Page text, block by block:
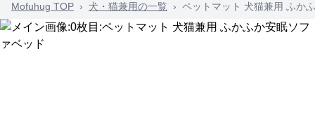
Mofuhug TOP › 犬・猫兼用の一覧 › ペットマット 犬猫兼用 ふか